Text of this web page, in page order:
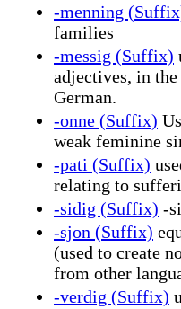
-menning
families
-messig (Suffix)
adjectives, in
German.
-onne (Suffix)
weak feminine
-pati (Suffix)
relating to
-sidig (Suffix) -
-sjon (Suffix)
(used to create
from other
-verdig (Suffix)